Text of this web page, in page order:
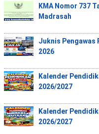
KMA Nomor 737
Madrasah
Juknis Pengawas
2026
Kalender
2026/2027
Kalender
2026/2027